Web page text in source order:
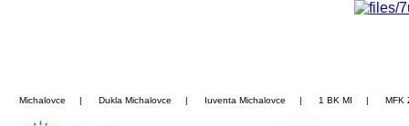
Michalovce | Dukla Michalovce | Iuventa Michalovce | 1 BK MI | MFK